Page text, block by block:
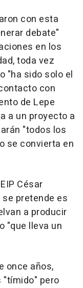
con esta
debate"
en los
toda vez
"ha sido solo el
con
de Lepe
a un proyecto a
"todos los
se convierta en
César
pretende es
a producir
"que lleva un
once años,
"tímido" pero